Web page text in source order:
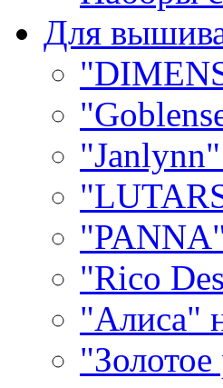
Для
"Rico
"Алиса"